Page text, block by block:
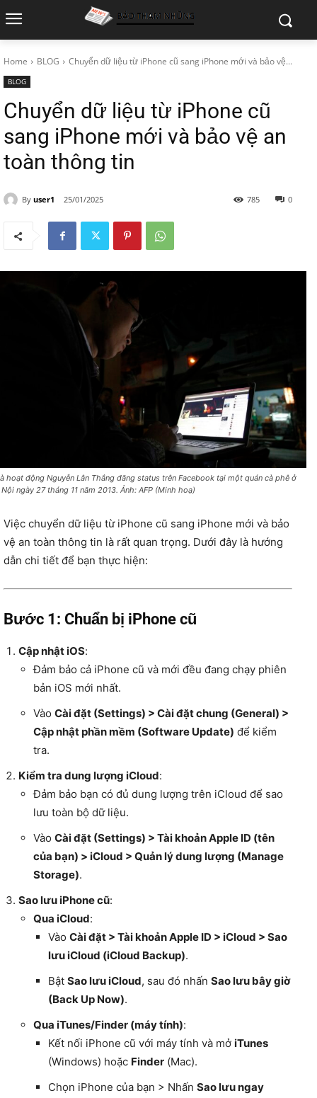
Home BLOG Chuyển dữ liệu từ iPhone cũ sang iPhone mới và bảo vệ...
BLOG
Chuyển dữ liệu từ iPhone cũ
sang iPhone mới và bảo vệ an
toàn thông tin
By user1 25/01/2025 0
785
hoạt động Nguyễn Lân Thắng đăng status trên Facebook tại một quán cà phê ở
Nội ngày 27 tháng 11 năm 2013. Ảnh: AFP (Minh hoạ)
Việc chuyển dữ liệu từ iPhone cũ sang iPhone mới và bảo
vệ an toàn thông tin là rất quan trọng. Dưới đây là hướng
dẫn chi tiết để bạn thực hiện:
Bước 1: Chuẩn bị iPhone cũ
Cập nhật iOS:
Đảm bảo cả iPhone cũ và mới đều đang chạy phiên
bản iOS mới nhất.
Vào Cài đặt (Settings) > Cài đặt chung (General) >
Cập nhật phần mềm (Software Update) để kiểm
tra.
Kiểm tra dung lượng iCloud:
Đảm bảo bạn có đủ dung lượng trên iCloud để sao
lưu toàn bộ dữ liệu.
Vào Cài đặt (Settings) > Tài khoản Apple ID (tên
của bạn) > iCloud > Quản lý dung lượng (Manage
Storage).
Sao lưu iPhone cũ:
Qua iCloud:
Vào Cài đặt > Tài khoản Apple ID > iCloud > Sao
lưu iCloud (iCloud Backup).
Bật Sao lưu iCloud, sau đó nhấn Sao lưu bây giờ
(Back Up Now).
Qua iTunes/Finder (máy tính):
Kết nối iPhone cũ với máy tính và mở iTunes
(Windows) hoặc Finder (Mac).
Chọn iPhone của bạn > Nhấn Sao lưu ngay